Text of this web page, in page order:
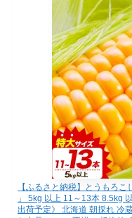
【ふるさと納税】とうもろ
」 5kg 以上 11～13本 8.5kg
出荷予定》 北海道 朝採れ 冷